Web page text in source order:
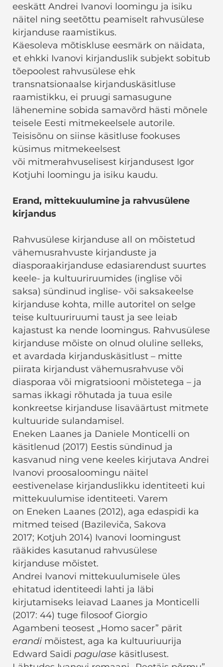
eeskätt Andrei Ivanovi loomingu ja isiku
näitel ning seetõttu peamiselt rahvusülese
kirjanduse raamistikus.
Käesoleva mõtiskluse eesmärk on näidata,
et ehkki Ivanovi kirjanduslik subjekt sobitub
tõepoolest rahvusülese ehk
transnatsionaalse kirjanduskäsitluse
raamistikku, ei pruugi samasugune
lähenemine sobida samavõrd hästi mõnele
teisele Eesti mitmekeelsele autorile.
Teisisõnu on siinse käsitluse fookuses
küsimus mitmekeelsest
või mitmerahvuselisest kirjandusest Igor
Kotjuhi loomingu ja isiku kaudu.
Erand, mittekuulumine ja rahvusülene
kirjandus
Rahvusülese kirjanduse all on mõistetud
vähemusrahvuste kirjanduste ja
diasporaakirjanduse edasiarendust suurtes
keele- ja kultuuriruumides (inglise või
saksa) sündinud inglise- või saksakeelse
kirjanduse kohta, mille autoritel on selge
teise kultuuriruumi taust ja see leiab
kajastust ka nende loomingus. Rahvusülese
kirjanduse mõiste on olnud oluline selleks,
et avardada kirjanduskäsitlust – mitte
piirata kirjandust vähemusrahvuse või
diasporaa või migratsiooni mõistetega – ja
samas ikkagi rõhutada ja tuua esile
konkreetse kirjanduse lisaväärtust mitmete
kultuuride sulandamisel.
Eneken Laanes ja Daniele Monticelli on
käsitlenud (2017) Eestis sündinud ja
kasvanud ning vene keeles kirjutava Andrei
Ivanovi proosaloomingu näitel
eestivenelase kirjanduslikku identiteeti kui
mittekuulumise identiteeti. Varem
on Eneken Laanes (2012), aga edaspidi ka
mitmed teised (Bazileviča, Sakova
2017; Kotjuh 2014) Ivanovi loomingust
rääkides kasutanud rahvusülese
kirjanduse mõistet.
Andrei Ivanovi mittekuulumisele üles
ehitatud identiteedi lahti ja läbi
kirjutamiseks leiavad Laanes ja Monticelli
(2017: 44) tuge filosoof Giorgio
Agambeni teosest „Homo sacer” pärit
erandi mõistest, aga ka kultuuriuurija
Edward Saidi pagulase käsitlusest.